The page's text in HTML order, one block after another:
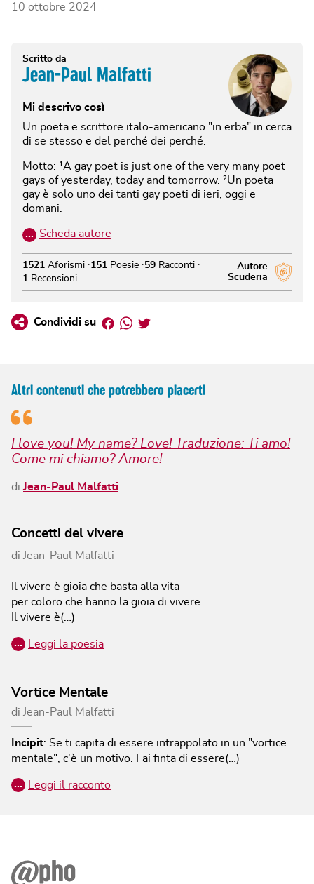
10 ottobre 2024
Scritto da
Jean-Paul Malfatti
Mi descrivo così
Un poeta e scrittore italo-americano "in erba" in cerca
di se stesso e del perché dei perché.
Motto: ¹A gay poet is just one of the very many poet
gays of yesterday, today and tomorrow. ²Un poeta
gay è solo uno dei tanti gay poeti di ieri, oggi e
domani.
… Scheda autore
Autore
Scuderia
1521 Aforismi 151 Poesie 59 Racconti
1
Recensioni
Condividi su Facebook
Whatsapp
Twitter
Altri contenuti che potrebbero piacerti
I love you! My name? Love! Traduzione: Ti amo!
Come mi chiamo? Amore!
diJean-Paul Malfatti
Concetti del vivere
di Jean-Paul Malfatti
Il vivere è gioia che basta alla vita
per coloro che hanno la gioia di vivere.
Il vivere è(…)
… Leggi la poesia
Vortice Mentale
di Jean-Paul Malfatti
Incipit: Se ti capita di essere intrappolato in un "vortice
mentale", c'è un motivo. Fai finta di essere(…)
… Leggi il racconto